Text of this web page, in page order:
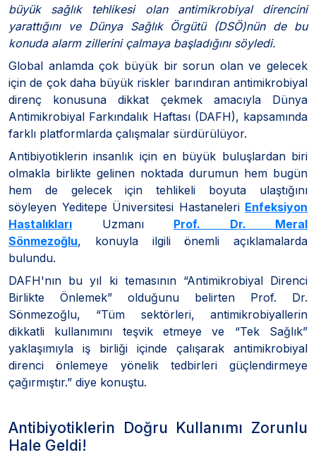
büyük sağlık tehlikesi olan antimikrobiyal direncini
yarattığını ve Dünya Sağlık Örgütü (DSÖ)nün de bu
konuda alarm zillerini çalmaya başladığını söyledi.
Global anlamda çok büyük bir sorun olan ve gelecek
için de çok daha büyük riskler barındıran antimikrobiyal
direnç konusuna dikkat çekmek amacıyla Dünya
Antimikrobiyal Farkındalık Haftası (DAFH), kapsamında
farklı platformlarda çalışmalar sürdürülüyor.
Antibiyotiklerin insanlık için en büyük buluşlardan biri
olmakla birlikte gelinen noktada durumun hem bugün
hem de gelecek için tehlikeli boyuta ulaştığını
söyleyen Yeditepe Üniversitesi Hastaneleri Enfeksiyon
Hastalıkları Uzmanı Prof. Dr. Meral
Sönmezoğlu, konuyla ilgili önemli açıklamalarda
bulundu.
DAFH'nın bu yıl ki temasının “Antimikrobiyal Direnci
Birlikte Önlemek” olduğunu belirten Prof. Dr.
Sönmezoğlu, “Tüm sektörleri, antimikrobiyallerin
dikkatli kullanımını teşvik etmeye ve “Tek Sağlık”
yaklaşımıyla iş birliği içinde çalışarak antimikrobiyal
direnci önlemeye yönelik tedbirleri güçlendirmeye
çağırmıştır.” diye konuştu.
Antibiyotiklerin Doğru Kullanımı Zorunlu
Hale Geldi!